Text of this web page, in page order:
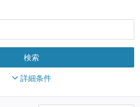
詳細条件